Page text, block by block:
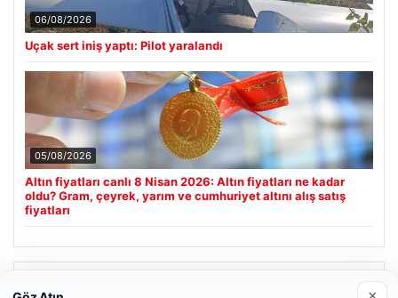
06/08/2026
Uçak sert iniş yaptı: Pilot yaralandı
05/08/2026
Altın fiyatları canlı 8 Nisan 2026: Altın fiyatları ne kadar
oldu? Gram, çeyrek, yarım ve cumhuriyet altını alış satış
fiyatları